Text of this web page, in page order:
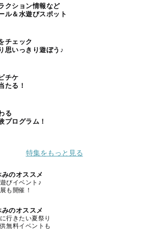
クション情報など
ル＆水遊びスポット
チェック
思いっきり遊ぼう♪
チケ
たる！
る
プログラム！
特集をもっと見る
みのオススメ
びイベント♪
も開催！
みのオススメ
行きたい夏祭り
無料イベントも